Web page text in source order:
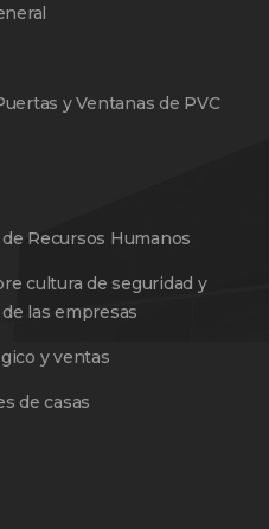
y Ventanas de PVC
Recursos Humanos
cultura de seguridad y
las empresas
y ventas
de casas